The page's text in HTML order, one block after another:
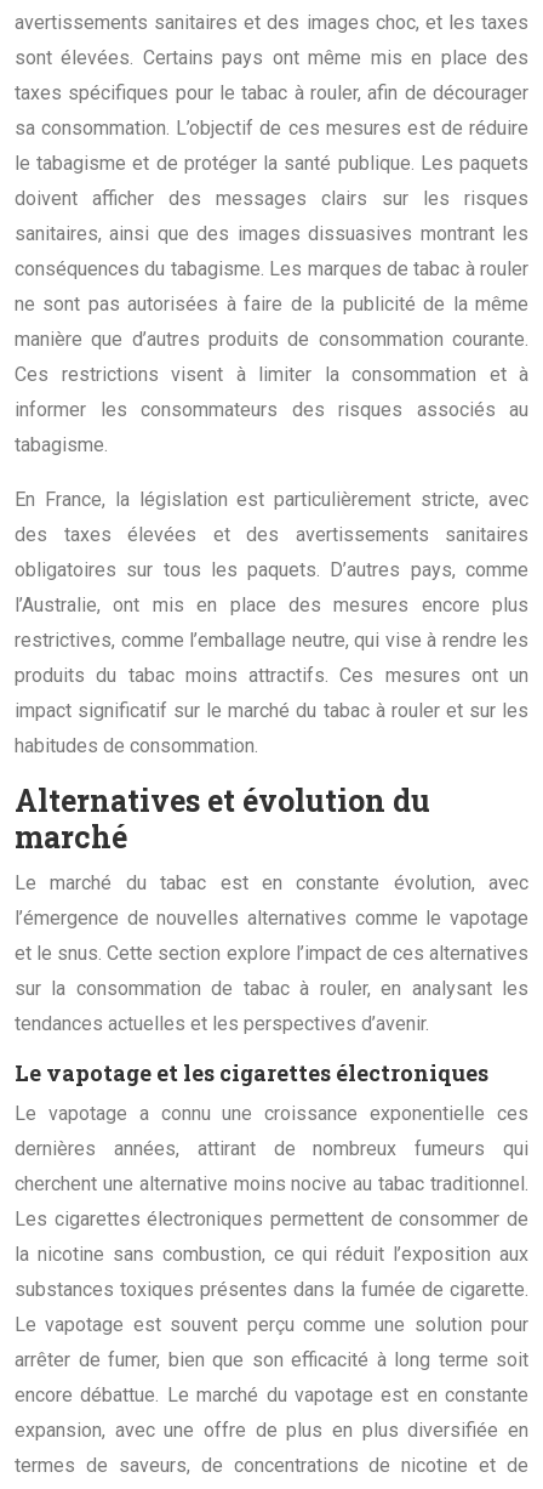
avertissements sanitaires et des images choc, et les taxes
sont élevées. Certains pays ont même mis en place des
taxes spécifiques pour le tabac à rouler, afin de décourager
sa consommation. L’objectif de ces mesures est de réduire
le tabagisme et de protéger la santé publique. Les paquets
doivent afficher des messages clairs sur les risques
sanitaires, ainsi que des images dissuasives montrant les
conséquences du tabagisme. Les marques de tabac à rouler
ne sont pas autorisées à faire de la publicité de la même
manière que d’autres produits de consommation courante.
Ces restrictions visent à limiter la consommation et à
informer les consommateurs des risques associés au
tabagisme.
En France, la législation est particulièrement stricte, avec
des taxes élevées et des avertissements sanitaires
obligatoires sur tous les paquets. D’autres pays, comme
l’Australie, ont mis en place des mesures encore plus
restrictives, comme l’emballage neutre, qui vise à rendre les
produits du tabac moins attractifs. Ces mesures ont un
impact significatif sur le marché du tabac à rouler et sur les
habitudes de consommation.
Alternatives et évolution du
marché
Le marché du tabac est en constante évolution, avec
l’émergence de nouvelles alternatives comme le vapotage
et le snus. Cette section explore l’impact de ces alternatives
sur la consommation de tabac à rouler, en analysant les
tendances actuelles et les perspectives d’avenir.
Le vapotage et les cigarettes électroniques
Le vapotage a connu une croissance exponentielle ces
dernières années, attirant de nombreux fumeurs qui
cherchent une alternative moins nocive au tabac traditionnel.
Les cigarettes électroniques permettent de consommer de
la nicotine sans combustion, ce qui réduit l’exposition aux
substances toxiques présentes dans la fumée de cigarette.
Le vapotage est souvent perçu comme une solution pour
arrêter de fumer, bien que son efficacité à long terme soit
encore débattue. Le marché du vapotage est en constante
expansion, avec une offre de plus en plus diversifiée en
termes de saveurs, de concentrations de nicotine et de